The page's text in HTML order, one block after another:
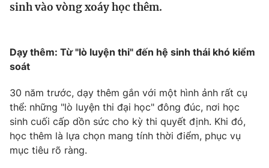
Tin tức
Câu chuyện quốc tế
Tài chính
Thị trường
Góc doanh nghiệp
Dữ liệu và đời sống
Truyền hình
Phim VTV
Hậu trường
Giải trí
Điện ảnh
sinh vào vòng xoáy học thêm.
Dạy thêm: Từ "lò luyện thi" đến hệ sinh thái khó kiểm
soát
30 năm trước, dạy thêm gắn với một hình ảnh rất cụ
thể: những "lò luyện thi đại học" đông đúc, nơi học
sinh cuối cấp dồn sức cho kỳ thi quyết định. Khi đó,
học thêm là lựa chọn mang tính thời điểm, phục vụ
mục tiêu rõ ràng.